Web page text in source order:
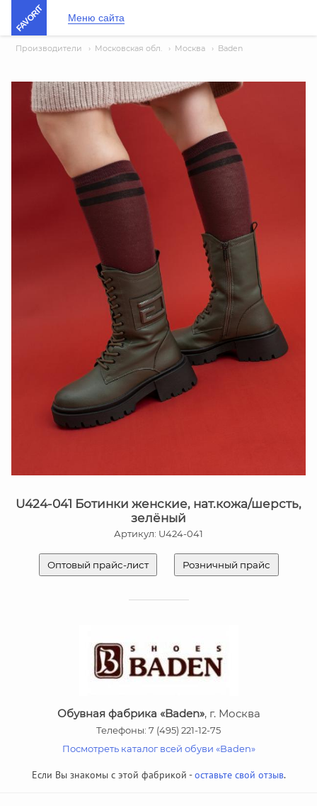
FAVORIT Меню сайта
Производители › Московская обл. › Москва › Baden
U424-041 Ботинки женские, нат.кожа/шерсть,
зелёный
Артикул: U424-041
Оптовый прайс-лист Розничный прайс
Обувная фабрика «Baden», г. Москва
Телефоны: 7 (495) 221-12-75
Посмотреть каталог всей обуви «Baden»
Если Вы знакомы с этой фабрикой -оставьте свой отзыв.